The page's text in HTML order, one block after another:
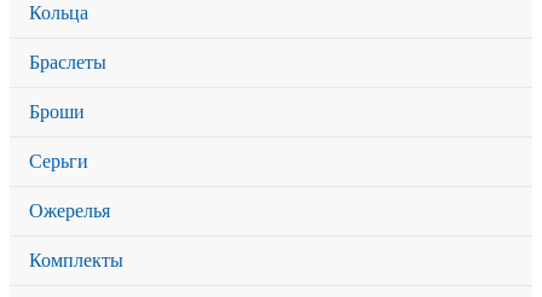
Кольца
Браслеты
Броши
Серьги
Ожерелья
Комплекты